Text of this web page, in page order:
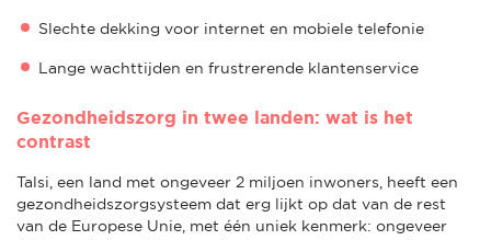
Slechte dekking voor internet en mobiele telefonie
Lange wachttijden en frustrerende klantenservice
Gezondheidszorg in twee landen: wat is het
contrast
Talsi, een land met ongeveer 2 miljoen inwoners, heeft een
gezondheidszorgsysteem dat erg lijkt op dat van de rest
van de Europese Unie, met één uniek kenmerk: ongeveer